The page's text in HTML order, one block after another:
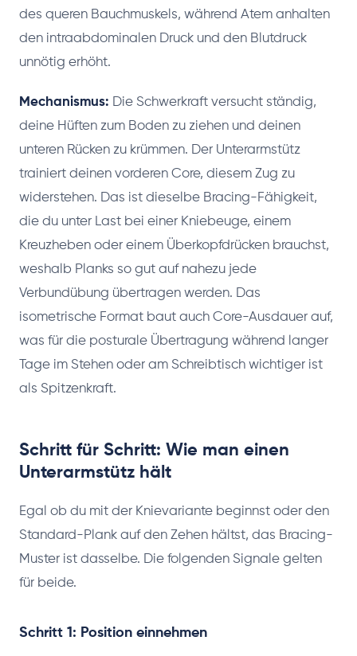
des queren Bauchmuskels, während Atem anhalten
den intraabdominalen Druck und den Blutdruck
unnötig erhöht.
Mechanismus: Die Schwerkraft versucht ständig,
deine Hüften zum Boden zu ziehen und deinen
unteren Rücken zu krümmen. Der Unterarmstütz
trainiert deinen vorderen Core, diesem Zug zu
widerstehen. Das ist dieselbe Bracing-Fähigkeit,
die du unter Last bei einer Kniebeuge, einem
Kreuzheben oder einem Überkopfdrücken brauchst,
weshalb Planks so gut auf nahezu jede
Verbundübung übertragen werden. Das
isometrische Format baut auch Core-Ausdauer auf,
was für die posturale Übertragung während langer
Tage im Stehen oder am Schreibtisch wichtiger ist
als Spitzenkraft.
Schritt für Schritt: Wie man einen
Unterarmstütz hält
Egal ob du mit der Knievariante beginnst oder den
Standard-Plank auf den Zehen hältst, das Bracing-
Muster ist dasselbe. Die folgenden Signale gelten
für beide.
Schritt 1: Position einnehmen